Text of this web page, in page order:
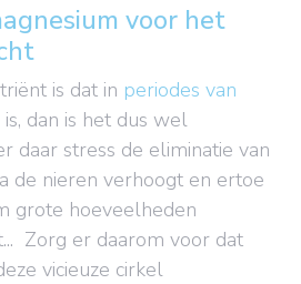
voor het
is dat in periodes van
dan is het dus wel
daar stress de eliminatie van
de nieren verhoogt en ertoe
grote hoeveelheden
Zorg er daarom voor dat
vicieuze cirkel